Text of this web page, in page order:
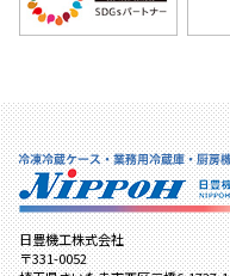
日豊機工株式会社
〒331-0052